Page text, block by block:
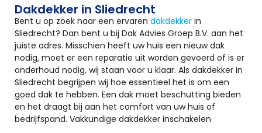
Dakdekker in Sliedrecht
Bent u op zoek naar een ervaren dakdekker in
Sliedrecht? Dan bent u bij Dak Advies Groep B.V. aan het
juiste adres. Misschien heeft uw huis een nieuw dak
nodig, moet er een reparatie uit worden gevoerd of is er
onderhoud nodig, wij staan voor u klaar. Als dakdekker in
Sliedrecht begrijpen wij hoe essentieel het is om een
goed dak te hebben. Een dak moet beschutting bieden
en het draagt bij aan het comfort van uw huis of
bedrijfspand. Vakkundige dakdekker inschakelen